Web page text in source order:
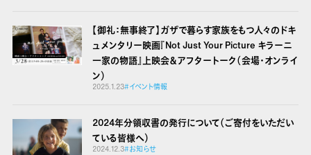
【御礼：無事終了】ガザで暮らす家族をもつ人々のドキ
ュメンタリー映画『Not Just Your Picture キラーニ
一家の物語』上映会＆アフタートーク（会場・オンライ
ン）
2025.1.23#イベント情報
2024年分領収書の発行について（ご寄付をいただい
ている皆様へ）
2024.12.3#お知らせ